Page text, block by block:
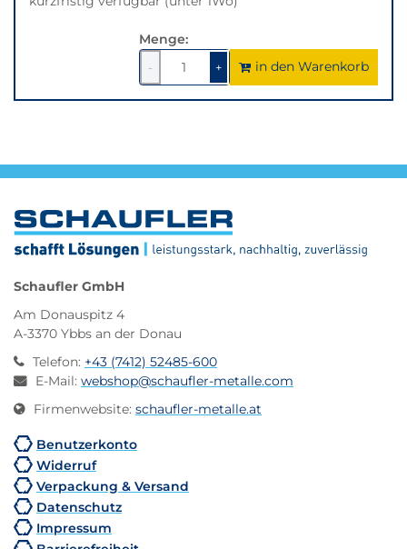
Menge:
-
1
verringern
+1um
1
erhöhen
in den Warenkorb
Schaufler GmbH
Am Donauspitz 4
A-3370 Ybbs an der Donau
Telefon: +43 (7412) 52485-600
E-Mail: webshop@schaufler-metalle.com
Firmenwebsite: schaufler-metalle.at
Benutzerkonto
Widerruf
Verpackung & Versand
Datenschutz
Impressum